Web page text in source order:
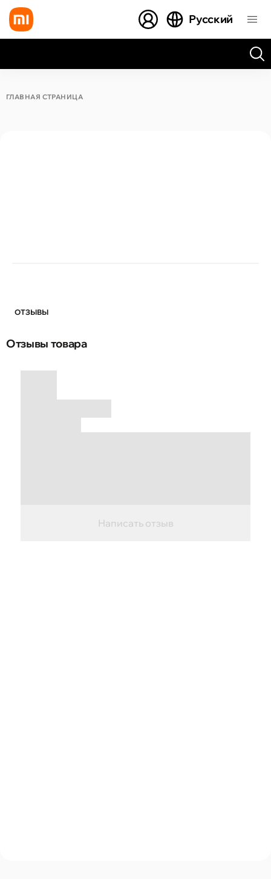
Русский
ГЛАВНАЯ СТРАНИЦА
ОТЗЫВЫ
Отзывы товара
Написать отзыв